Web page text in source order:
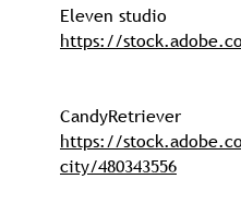
Eleven studio
https://
CandyRetriever
https://
city/480343556